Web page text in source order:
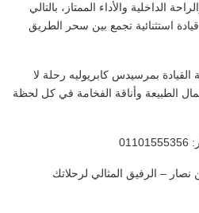
الداخلية والأداء الممتاز، بالتالي
استثنائية تجمع بين سحر الطريق
بمرسيدس كابريوليه رحلة لا
الطبيعة وأناقة الفخامة في كل لحظة
– الرفيق المثالي لرحلاتك